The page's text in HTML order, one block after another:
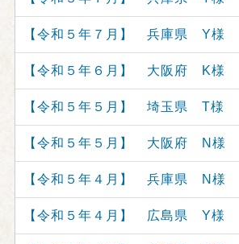
【令和５年７月】 兵庫県 Y様
【令和５年６月】 大阪府 K様
【令和５年５月】 埼玉県 T様
【令和５年５月】 大阪府 N様
【令和５年４月】 兵庫県 N様
【令和５年４月】 広島県 Y様